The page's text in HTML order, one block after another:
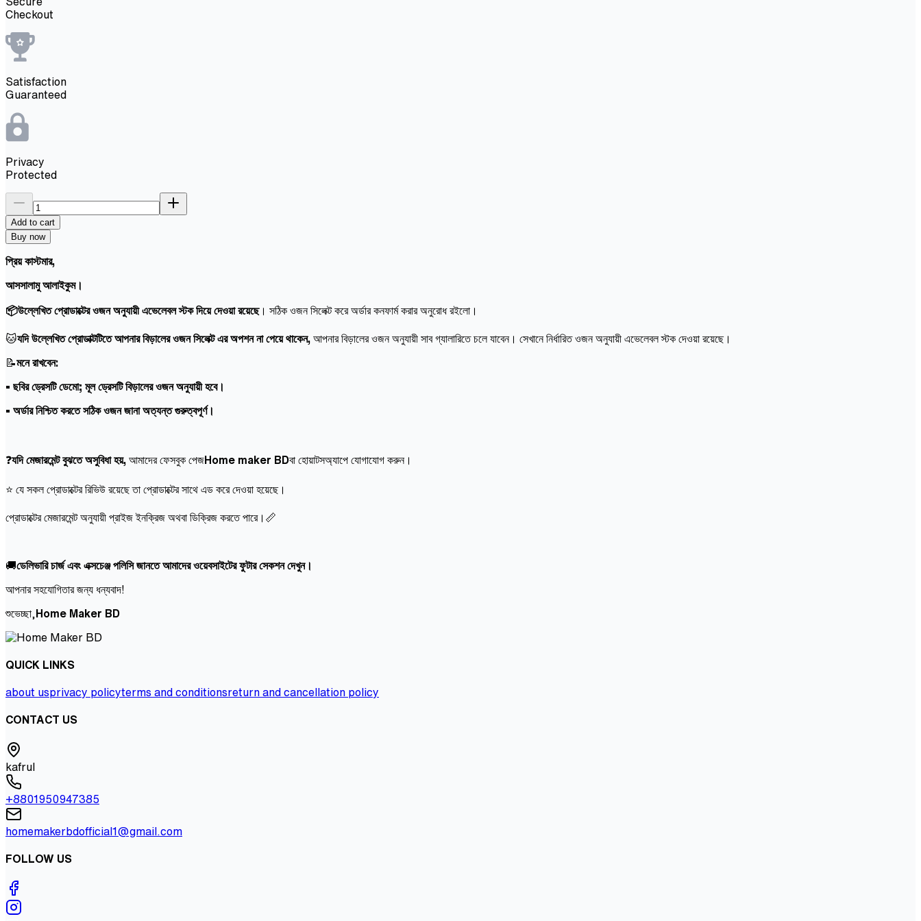
Checkout
Satisfaction
Guaranteed
Privacy
Protected
Add to cart
Buy now
প্রিয় কাস্টমার,
আসসালামু আলাইকুম।
📦উল্লেখিত প্রোডাক্টের ওজন অনুযায়ী এভেলেবল স্টক দিয়ে দেওয়া রয়েছে। সঠিক ওজন সিলেক্ট করে অর্ডার কনফার্ম করার অনুরোধ রইলো।
🐱যদি উল্লেখিত প্রোডাক্টটিতে আপনার বিড়ালের ওজন সিলেক্ট এর অপশন না পেয়ে থাকেন, আপনার বিড়ালের ওজন অনুযায়ী সাব গ্যালারিতে চলে যাবেন। সেখানে নির্ধারিত ওজন অনুযায়ী এভেলেবল স্টক দেওয়া রয়েছে।
📝মনে রাখবেন:
• ছবির ড্রেসটি ডেমো; মূল ড্রেসটি বিড়ালের ওজন অনুযায়ী হবে।
• অর্ডার নিশ্চিত করতে সঠিক ওজন জানা অত্যন্ত গুরুত্বপূর্ণ।
❓যদি মেজারমেন্ট বুঝতে অসুবিধা হয়, আমাদের ফেসবুক পেজHome maker BDবা হোয়াটসঅ্যাপে যোগাযোগ করুন।
⭐ যে সকল প্রোডাক্টের রিভিউ রয়েছে তা প্রোডাক্টের সাথে এড করে দেওয়া হয়েছে।
প্রোডাক্টের মেজারমেন্ট অনুযায়ী প্রাইজ ইনক্রিজ অথবা ডিক্রিজ করতে পারে।📏
🚚ডেলিভারি চার্জ এবং এক্সচেঞ্জ পলিসি জানতে আমাদের ওয়েবসাইটের ফুটার সেকশন দেখুন।
আপনার সহযোগিতার জন্য ধন্যবাদ!
শুভেচ্ছা, Home Maker BD
QUICK LINKS
about usprivacy policyterms and conditionsreturn and cancellation policy
CONTACT US
kafrul
+8801950947385
homemakerbdofficial1@gmail.com
FOLLOW US